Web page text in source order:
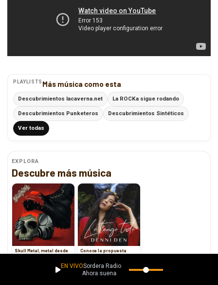
PLAYLISTS Más música como esta
Descubrimientos lacaverna.net La ROCKa sigue rodando
Descubrimientos Punketeros Descubrimientos Sintéticos
Ver todas
EXPLORA
Descubre más música
Skull Metal, metal desde
Yucatán
Conoce la propuesta
musical de Denni Den
EN VIVOSordera Radio
Ahora suena